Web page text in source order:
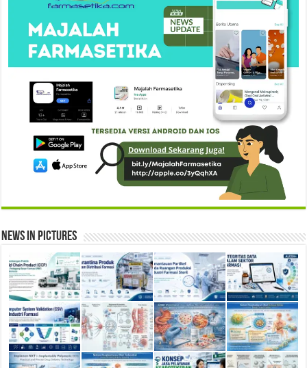
News in Pictures